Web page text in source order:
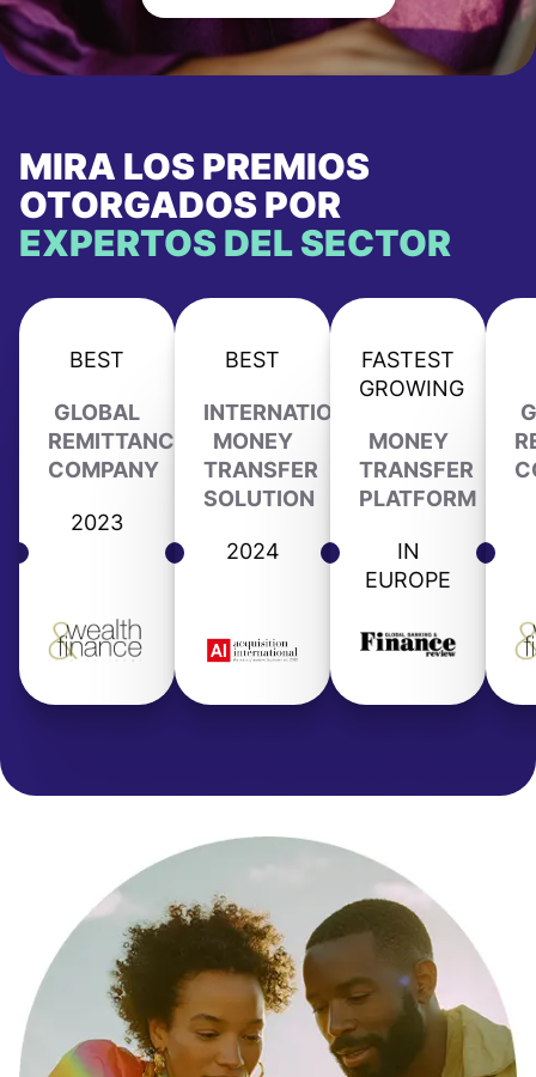
MIRA LOS PREMIOS
OTORGADOS POR
EXPERTOS DEL SECTOR
BEST
GLOBAL
REMITTANCE
COMPANY
2023
BEST
INTERNATIONAL
MONEY
TRANSFER
SOLUTION
2024
FASTEST
GROWING
MONEY
TRANSFER
PLATFORM
IN
EUROPE